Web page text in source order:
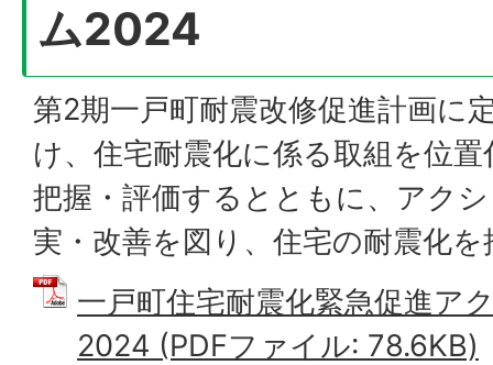
ム2024
第2期一戸町耐震改修促進計画に
け、住宅耐震化に係る取組を位
把握・評価するとともに、アク
実・改善を図り、住宅の耐震化
一戸町住宅耐震化緊急促進ア
2024 (PDFファイル: 78.6KB)